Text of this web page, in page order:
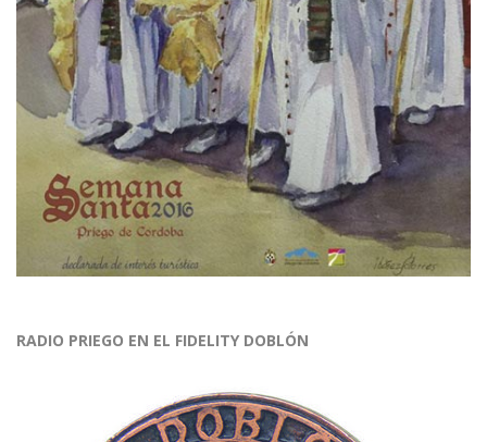
RADIO PRIEGO EN EL FIDELITY DOBLÓN